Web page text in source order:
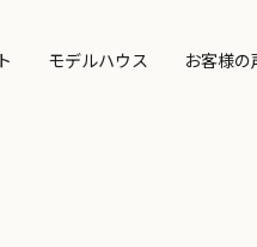
モデルハウス お客様の